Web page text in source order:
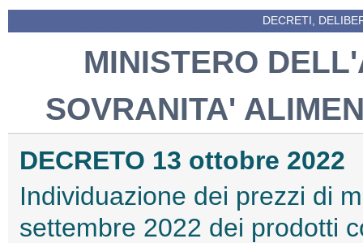
DECRETI,
MINISTERO
SOVRANITA'
DECRETO 13 ottobre 2022
Individuazione dei prezzi di
settembre 2022 dei prodotti